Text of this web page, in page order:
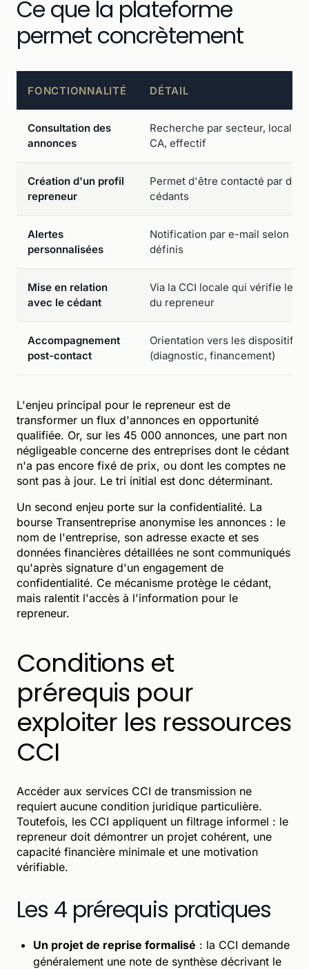
Ce que la plateforme
permet concrètement
FONCTIONNALITÉ DÉTAIL
Consultation des
annonces
Recherche par secteur,
CA, effectif
Création d'un profil
repreneur
Permet d'être contacté par des
cédants
Alertes
personnalisées
Notification par e-mail selon
définis
Mise en relation
avec le cédant
Via la CCI locale qui vérifie le
du repreneur
Accompagnement
post-contact
Orientation vers les dispositifs
(diagnostic, financement)
L'enjeu principal pour le repreneur est de
transformer un flux d'annonces en opportunité
qualifiée. Or, sur les 45 000 annonces, une part non
négligeable concerne des entreprises dont le cédant
n'a pas encore fixé de prix, ou dont les comptes ne
sont pas à jour. Le tri initial est donc déterminant.
Un second enjeu porte sur la confidentialité. La
bourse Transentreprise anonymise les annonces : le
nom de l'entreprise, son adresse exacte et ses
données financières détaillées ne sont communiqués
qu'après signature d'un engagement de
confidentialité. Ce mécanisme protège le cédant,
mais ralentit l'accès à l'information pour le
repreneur.
Conditions et
prérequis pour
exploiter les ressources
CCI
Accéder aux services CCI de transmission ne
requiert aucune condition juridique particulière.
Toutefois, les CCI appliquent un filtrage informel : le
repreneur doit démontrer un projet cohérent, une
capacité financière minimale et une motivation
vérifiable.
Les 4 prérequis pratiques
Un projet de reprise formalisé : la CCI demande
généralement une note de synthèse décrivant le